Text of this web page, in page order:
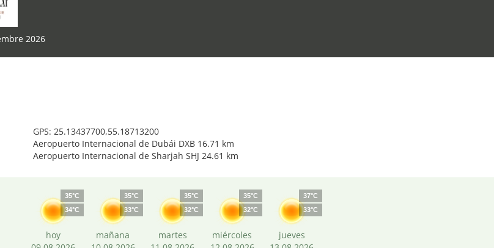
2026
GPS: 25.13437700,55.18713200
Aeropuerto Internacional de Dubái DXB 16.71 km
Aeropuerto Internacional de Sharjah SHJ 24.61 km
35°C
34°C
hoy
35°C
33°C
mañana
35°C
32°C
martes
35°C
32°C
miércoles
37°C
33°C
jueves